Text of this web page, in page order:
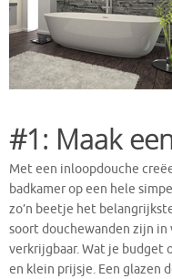
#1: Maak
Met een inloopdouche
badkamer op een hele
zo’n beetje het
soort douchewanden zijn
verkrijgbaar. Wat je budget
en klein prijsje. Een glazen